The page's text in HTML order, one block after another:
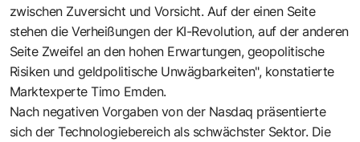
zwischen Zuversicht und Vorsicht. Auf der einen Seite
stehen die Verheißungen der KI-Revolution, auf der anderen
Seite Zweifel an den hohen Erwartungen, geopolitische
Risiken und geldpolitische Unwägbarkeiten", konstatierte
Marktexperte Timo Emden.
Nach negativen Vorgaben von der Nasdaq präsentierte
sich der Technologiebereich als schwächster Sektor. Die